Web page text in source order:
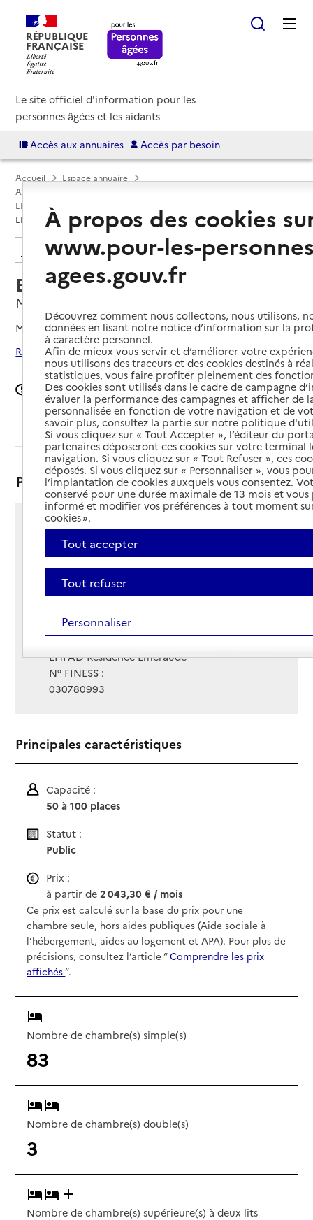
RÉPUBLIQUE
FRANÇAISE
Le site officiel d'information pour les
personnes âgées et les aidants
Accès aux annuaires Accès par besoin
Accueil
Espace annuaire
Annuaire EHPAD et maisons de retraite
EHPAD par département
EHPAD Résidence Émeraude
Retour aux résultats de l'annuaire
EHPAD Résidence Émeraude
Montmarault, ALLIER
Mis à jour le19/02/2026
Rechercher les établissements autour de Montmarault
Signaler une erreur
Sommaire
Présentation
2 avenue Georges Mercier
03390 - Montmarault
Voir itinéraire
Téléphone :
Contact
Contact
Site Internet
Site internet
EHPAD Résidence Émeraude
N° FINESS :
030780993
Principales caractéristiques
Capacité :
50 à 100 places
Statut :
Public
Prix :
à partir de2 043,30 € / mois
Ce prix est calculé sur la base du prix pour une
chambre seule, hors aides publiques (Aide sociale à
l’hébergement, aides au logement et APA). Pour plus de
précisions, consultez l’article “Comprendre les prix
affichés”.
Nombre de chambre(s) simple(s)
83
Nombre de chambre(s) double(s)
3
Nombre de chambre(s) supérieure(s) à deux lits
À propos des cookies
www.pour-les-
agees.gouv.fr
Découvrez comment nous collectons, nous utilisons,
données en lisant notre notice d’information sur la
à caractère personnel.
Afin de mieux vous servir et d’améliorer votre
nous utilisons des traceurs et des cookies destinés à
statistiques, vous faire profiter pleinement des
Des cookies sont utilisés dans le cadre de campagne
évaluer la performance des campagnes et afficher de
personnalisée en fonction de votre navigation et de
savoir plus, consultez la partie sur notre politique
Si vous cliquez sur « Tout Accepter », l’éditeur du
partenaires déposeront ces cookies sur votre terminal
navigation. Si vous cliquez sur « Tout Refuser », ces
déposés. Si vous cliquez sur « Personnaliser », vous
l’implantation de cookies auxquels vous consentez.
conservé pour une durée maximale de 13 mois et
informé et modifier vos préférences à tout moment
cookies ».
Tout accepter
Tout refuser
Personnaliser